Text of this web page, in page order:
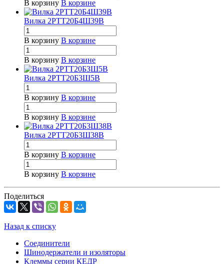
В корзину В корзине
Вилка 2РТТ20Б4Ш39В
В корзину В корзине
В корзину В корзине
Вилка 2РТТ20Б3Ш5В
В корзину В корзине
В корзину В корзине
Вилка 2РТТ20Б3Ш38В
В корзину В корзине
В корзину В корзине
Поделиться
Назад к списку
Соединители
Шинодержатели и изоляторы
Клеммы серии КЕДР